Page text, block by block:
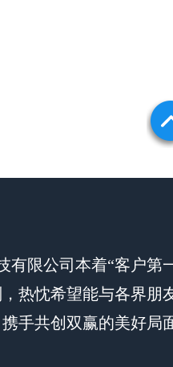
有限公司本着“客户第
热忱希望能与各界朋
手共创双赢的美好局